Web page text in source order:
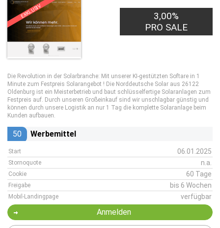
EXKLUSIV
3,00%
PRO SALE
Die Revolution in der Solarbranche: Mit unserer KI-gestützten Softare in 1
Minute zum Festpreis Solarangebot ! Die Norddeutsche Solar aus 26122
Oldenburg ist ein Meisterbetrieb und baut schlüsselfertige Solaranlagen zum
Festpreis auf. Durch unseren Großeinkauf sind wir unschlagbar günstig und
können durch unsere Logistik an nur 1 Tag die komplette Solaranlage beim
Kunden aufbauen.
50 Werbemittel
Start 06.01.2025
Stornoquote n.a.
Cookie 60 Tage
Freigabe bis 6 Wochen
Mobil-Landingpage verfügbar
Anmelden